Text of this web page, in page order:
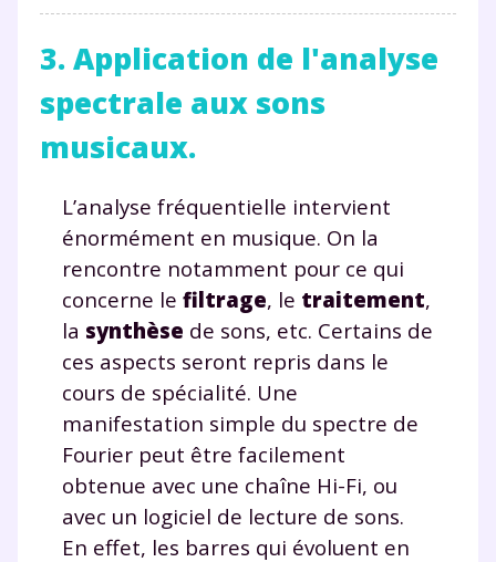
3. Application de l'analyse
spectrale aux sons
musicaux.
L’analyse fréquentielle intervient
énormément en musique. On la
rencontre notamment pour ce qui
concerne le filtrage, le traitement,
la synthèse de sons, etc. Certains de
ces aspects seront repris dans le
cours de spécialité. Une
manifestation simple du spectre de
Fourier peut être facilement
obtenue avec une chaîne Hi-Fi, ou
avec un logiciel de lecture de sons.
En effet, les barres qui évoluent en
Tout le programme scolaire du CP à
Des profs expérimentés disponibles
à la demande par tchat, audio ou
vidéo
TESTER GRATUITEMENT
* Votre code d'accès sera envoyé à cette adresse e-mail. En
renseignant votre e-mail, vous consentez à ce que vos
données à caractère personnel soient traitées par SEJER, sous
la marque myMaxicours, afin que SEJER puisse vous donner
accès au service de soutien scolaire pendant 24h. Pour en
savoir plus sur la gestion de vos données personnelles et
pour exercer vos droits, vous pouvez consulter
notre
charte .
J’accepte de recevoir les actualités et des
communications de la part de
myMaxicours.